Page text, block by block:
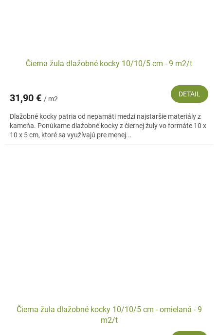
Čierna žula dlažobné kocky 10/10/5 cm - 9 m2/t
31,90 € / m2
DETAIL
Dlažobné kocky patria od nepamäti medzi najstaršie materiály z
kameňa. Ponúkame dlažobné kocky z čiernej žuly vo formáte 10 x
10 x 5 cm, ktoré sa využívajú pre menej...
Čierna žula dlažobné kocky 10/10/5 cm - omielaná - 9
m2/t